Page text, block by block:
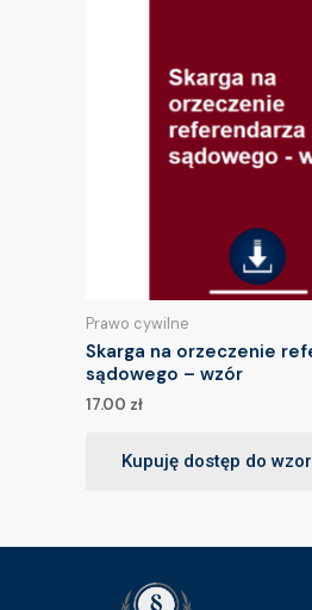
Prawo cywilne
Skarga na orzeczenie
sądowego – wzór
17.00 zł
Kupuję dostęp do